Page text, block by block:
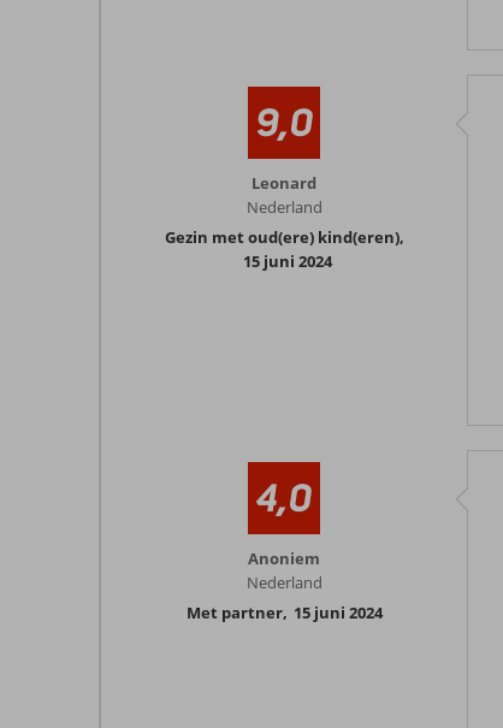
9,0
Leonard
Nederland
Gezin met oud(ere) kind(eren),
15 juni 2024
4,0
Anoniem
Nederland
Met partner, 15 juni 2024